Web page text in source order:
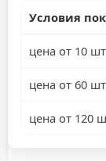
Условия
цена от 10 шт
цена от 60 шт
цена от 120